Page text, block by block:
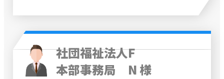
社団福祉法人F
本部事務局 N 様